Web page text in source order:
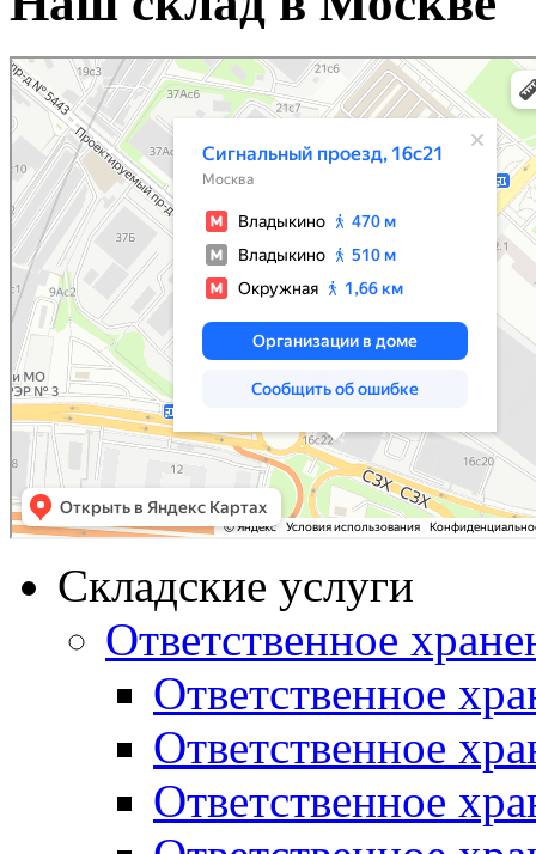
Москва
Сигнальный проезд, 16с21 — Яндекс.Карты
Складские услуги
Ответственное
Ответственное
Ответственное
Ответственное